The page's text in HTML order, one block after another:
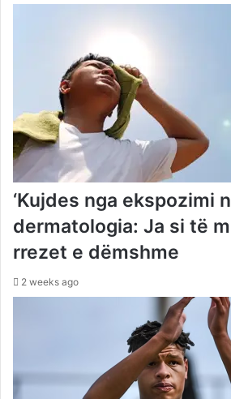
‘Kujdes nga ekspozimi
dermatologia: Ja si të
rrezet e dëmshme
2 weeks ago